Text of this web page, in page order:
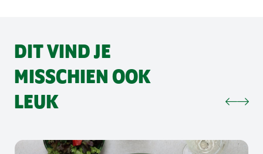
DIT VIND JE
MISSCHIEN OOK
LEUK